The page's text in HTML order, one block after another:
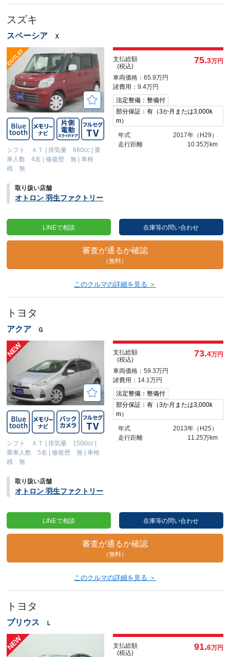
スズキ
スペーシア Ｘ
シフト ＡＴ |排気量 660cc |乗
車人数 4名
|修復歴 無 |車検
残 無
支払総額
(税込)
75.3万円
車両価格：65.9万円
諸費用：9.4万円
法定整備：整備付
部分保証：有（3か月または3,000k
m）
年式
2017年（H29）
走行距離
10.35万km
取り扱い店舗
オトロン 羽生ファクトリー
LINEで相談 在庫等の問い合わせ
審査が通るか確認
（無料）
このクルマの詳細を見る ＞
トヨタ
アクア Ｇ
シフト ＡＴ |排気量 1500cc
乗車人数 5名
|修復歴 無 |車検
残 無
支払総額
(税込)
73.4万円
車両価格：59.3万円
諸費用：14.1万円
法定整備：整備付
部分保証：有（3か月または3,000k
m）
年式
2013年（H25）
走行距離
11.25万km
取り扱い店舗
オトロン 羽生ファクトリー
LINEで相談 在庫等の問い合わせ
審査が通るか確認
（無料）
このクルマの詳細を見る ＞
トヨタ
プリウス Ｌ
支払総額
(税込)
91.6万円